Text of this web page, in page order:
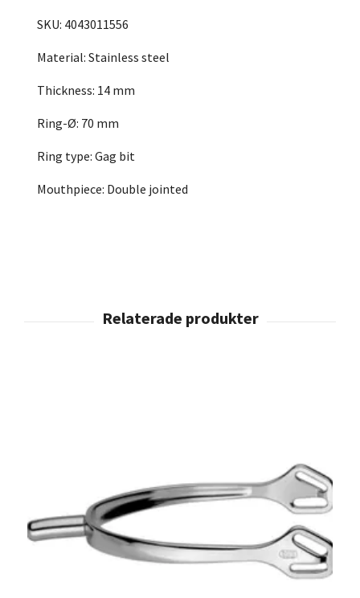
SKU: 4043011556
Material: Stainless steel
Thickness: 14 mm
Ring-Ø: 70 mm
Ring type: Gag bit
Mouthpiece: Double jointed